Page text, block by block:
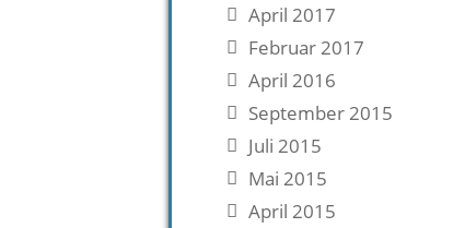
April 2017
Februar 2017
April 2016
September 2015
Juli 2015
Mai 2015
April 2015